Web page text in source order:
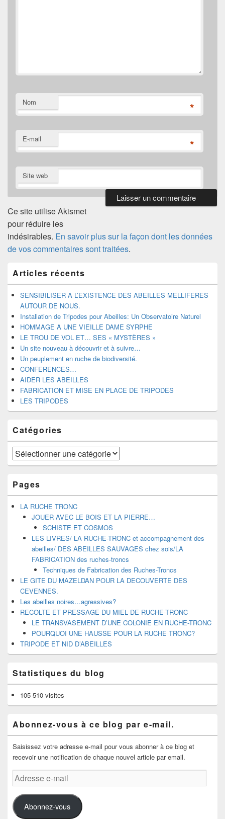
Nom *
E-mail *
Site web
Ce site utilise Akismet
pour réduire les
indésirables. En savoir plus sur la façon dont les données
de vos commentaires sont traitées.
principale
de
widget
barre
latérale
Articles récents
SENSIBILISER A L’EXISTENCE DES ABEILLES MELLIFERES
AUTOUR DE NOUS.
Installation de Tripodes pour Abeilles: Un Observatoire Naturel
HOMMAGE A UNE VIEILLE DAME SYRPHE
LE TROU DE VOL ET… SES « MYSTÈRES »
Un site nouveau à découvrir et à suivre…
Un peuplement en ruche de biodiversité.
CONFERENCES…
AIDER LES ABEILLES
FABRICATION ET MISE EN PLACE DE TRIPODES
LES TRIPODES
Catégories
Catégories
Pages
LA RUCHE TRONC
JOUER AVEC LE BOIS ET LA PIERRE…
SCHISTE ET COSMOS
LES LIVRES/ LA RUCHE-TRONC et accompagnement des
abeilles/ DES ABEILLES SAUVAGES chez sois/LA
FABRICATION des ruches-troncs
Techniques de Fabrication des Ruches-Troncs
LE GITE DU MAZELDAN POUR LA DECOUVERTE DES
CEVENNES.
Les abeilles noires…agressives?
RECOLTE ET PRESSAGE DU MIEL DE RUCHE-TRONC
LE TRANSVASEMENT D’UNE COLONIE EN RUCHE-TRONC
POURQUOI UNE HAUSSE POUR LA RUCHE TRONC?
TRIPODE ET NID D’ABEILLES
Statistiques du blog
105 510 visites
Abonnez-vous à ce blog par e-mail.
Saisissez votre adresse e-mail pour vous abonner à ce blog et
recevoir une notification de chaque nouvel article par email.
Adresse
e-
mail
Abonnez-vous